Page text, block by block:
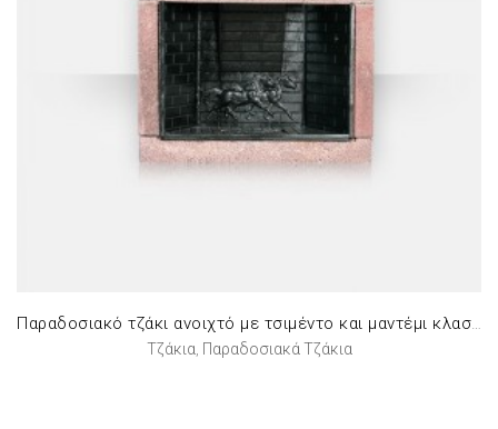
Τζάκια, Παραδοσιακά Τζάκια